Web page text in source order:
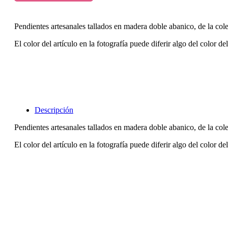
Pendientes artesanales tallados en madera doble abanico, de la
El color del artículo en la fotografía puede diferir algo del color
Descripción
Pendientes artesanales tallados en madera doble abanico, de la
El color del artículo en la fotografía puede diferir algo del color